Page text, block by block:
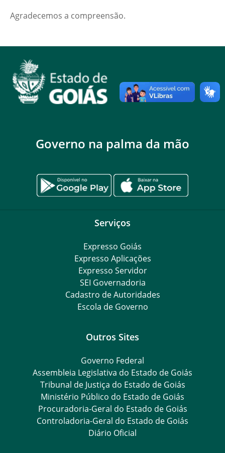
Agradecemos a compreensão.
Governo na palma da mão
Serviços
Expresso Goiás
Expresso Aplicações
Expresso Servidor
SEI Governadoria
Cadastro de Autoridades
Escola de Governo
Outros Sites
Governo Federal
Assembleia Legislativa do Estado de Goiás
Tribunal de Justiça do Estado de Goiás
Ministério Público do Estado de Goiás
Procuradoria-Geral do Estado de Goiás
Controladoria-Geral do Estado de Goiás
Diário Oficial